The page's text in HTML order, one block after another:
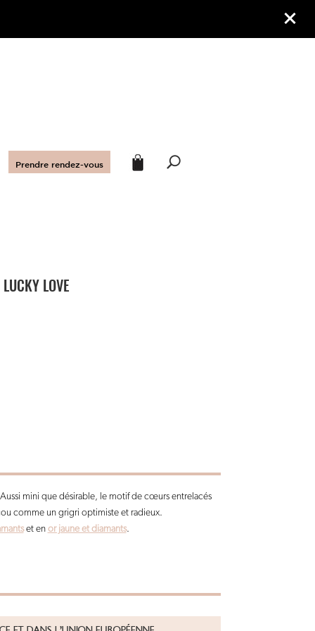
Prendre rendez-vous
LOVE
mini que désirable, le motif de cœurs entrelacés
comme un grigri optimiste et radieux.
et en or jaune et diamants.